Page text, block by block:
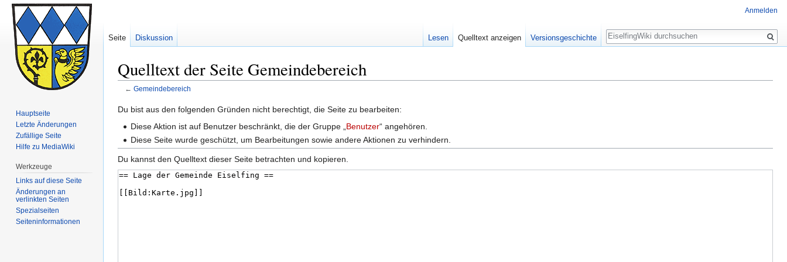
Quelltext der Seite Gemeindebereich
← Gemeindebereich
Zur
Navigation
Zur
Suche
Du bist aus den folgenden Gründen nicht berechtigt, die Seite zu bearbeiten:
Diese Aktion ist auf Benutzer beschränkt, die der Gruppe „ Benutzer“ angehören.
Diese Seite wurde geschützt, um Bearbeitungen sowie andere Aktionen zu verhindern.
Du kannst den Quelltext dieser Seite betrachten und kopieren.
Anmelden
Seite Diskussion Lesen Quelltext anzeigen Versionsgeschichte
Suche
Hauptseite
Letzte Änderungen
Zufällige Seite
Hilfe zu MediaWiki
Werkzeuge
Links auf diese Seite
Änderungen an
verlinkten Seiten
Spezialseiten
Seiten­informationen